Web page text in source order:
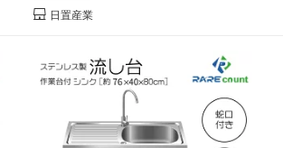
日置産業